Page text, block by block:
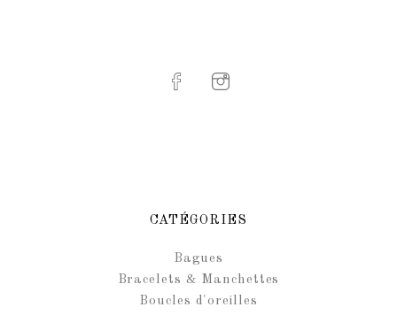
CATÉGORIES
Bagues
Bracelets & Manchettes
Boucles d'oreilles